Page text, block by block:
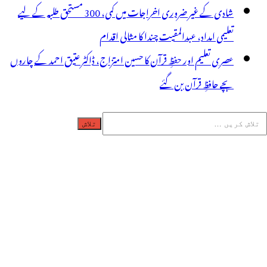
شادی کے غیر ضروری اخراجات میں کمی، 300 مستحق طلبہ کے لیے
تعلیمی امداد، عبدالمقیت چندا کا مثالی اقدام
عصری تعلیم اور حفظِ قرآن کا حسین امتزاج، ڈاکٹر عتیق احمد کے چاروں
بچے حافظِ قرآن بن گئے